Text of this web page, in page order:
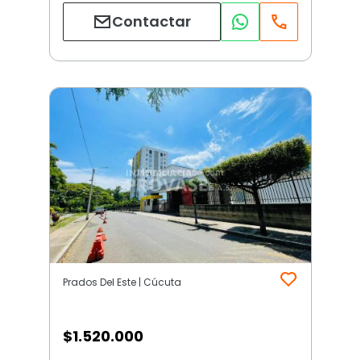
Contactar
Prados Del Este | Cúcuta
$1.520.000